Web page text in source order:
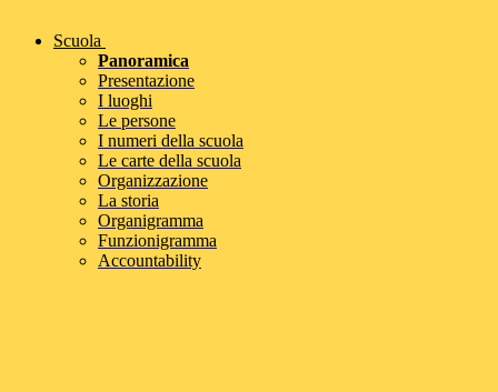
Scuola
Panoramica
Presentazione
I luoghi
Le persone
I numeri della scuola
Le carte della scuola
Organizzazione
La storia
Organigramma
Funzionigramma
Accountability